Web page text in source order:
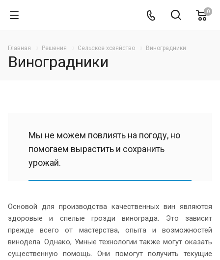
0
Главная Решения Cельское хозяйство Виноградники
Виноградники
Мы не можем повлиять на погоду, но
помогаем вырастить и сохранить
урожай.
Основой для производства качественных вин являются
здоровые и спелые грозди винограда. Это зависит
прежде всего от мастерства, опыта и возможностей
винодела. Однако, Умные технологии также могут оказать
существенную помощь. Они помогут получить текущие